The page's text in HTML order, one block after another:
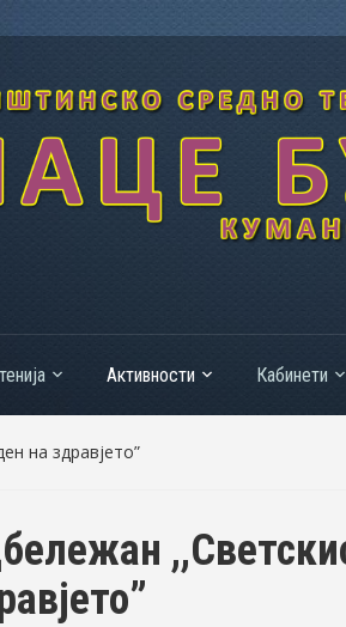
Активности Кабинети
на здравјето”